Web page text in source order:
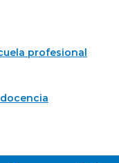
profesional